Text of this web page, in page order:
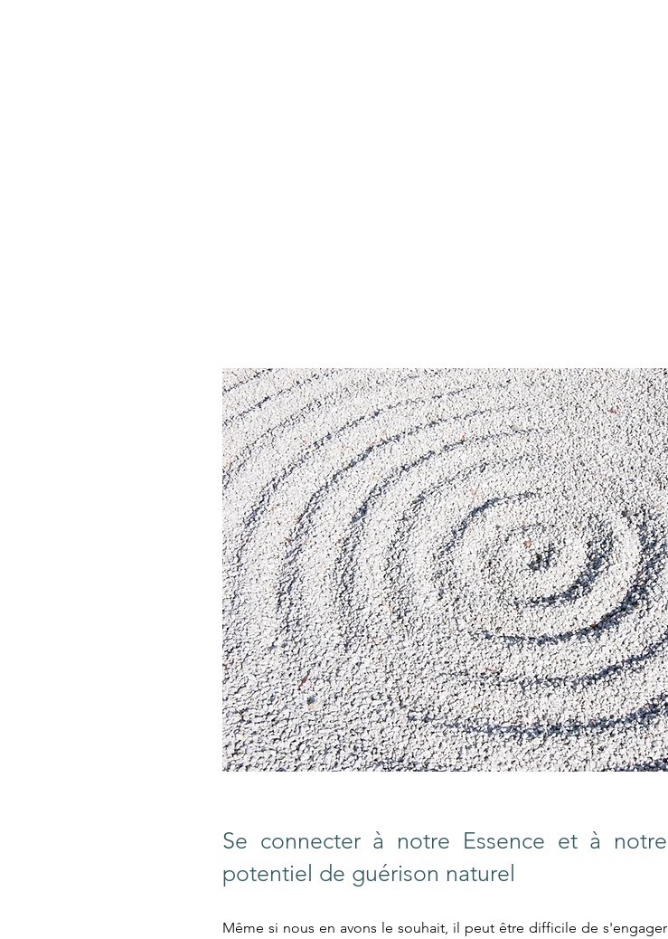
Se connecter à notre Essence et à notre
potentiel de guérison naturel
Même si nous en avons le souhait, il peut être difficile de s'engager